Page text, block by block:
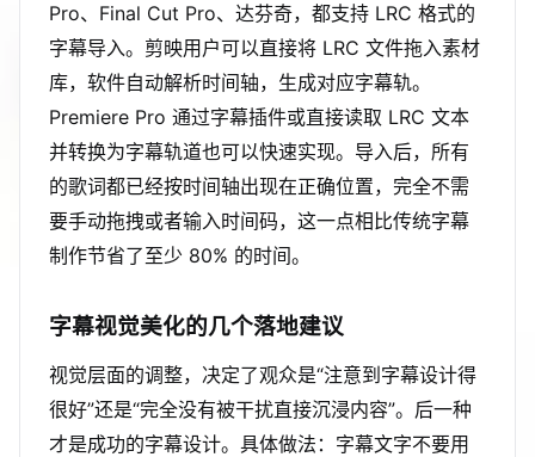
Pro、Final Cut Pro、达芬奇，都支持 LRC 格式的
字幕导入。剪映用户可以直接将 LRC 文件拖入素材
库，软件自动解析时间轴，生成对应字幕轨。
Premiere Pro 通过字幕插件或直接读取 LRC 文本
并转换为字幕轨道也可以快速实现。导入后，所有
的歌词都已经按时间轴出现在正确位置，完全不需
要手动拖拽或者输入时间码，这一点相比传统字幕
制作节省了至少 80% 的时间。
字幕视觉美化的几个落地建议
视觉层面的调整，决定了观众是“注意到字幕设计得
很好”还是“完全没有被干扰直接沉浸内容”。后一种
才是成功的字幕设计。具体做法：字幕文字不要用